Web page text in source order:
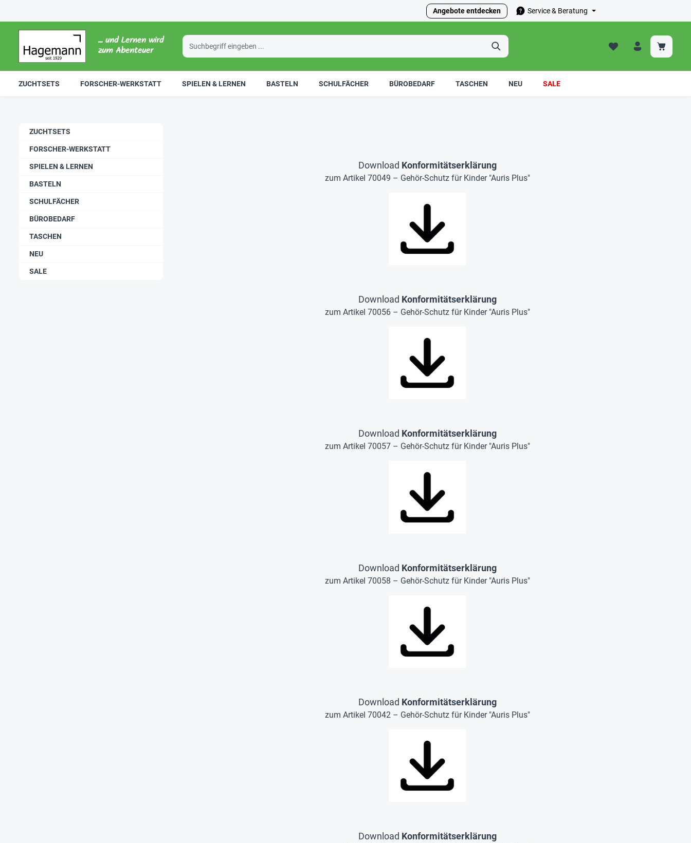
Angebote entdecken Service & Beratung
... und Lernen wird
zum Abenteuer
ZUCHTSETS FORSCHER-WERKSTATT SPIELEN & LERNEN BASTELN SCHULFÄCHER BÜROBEDARF TASCHEN NEU SALE
ZUCHTSETS
FORSCHER-WERKSTATT
SPIELEN & LERNEN
BASTELN
SCHULFÄCHER
BÜROBEDARF
TASCHEN
NEU
SALE
Download Konformitätserklärung
zum Artikel 70049 – Gehör-Schutz für Kinder "Auris Plus"
Download Konformitätserklärung
zum Artikel 70056 – Gehör-Schutz für Kinder "Auris Plus"
Download Konformitätserklärung
zum Artikel 70057 – Gehör-Schutz für Kinder "Auris Plus"
Download Konformitätserklärung
zum Artikel 70058 – Gehör-Schutz für Kinder "Auris Plus"
Download Konformitätserklärung
zum Artikel 70042 – Gehör-Schutz für Kinder "Auris Plus"
Download Konformitätserklärung